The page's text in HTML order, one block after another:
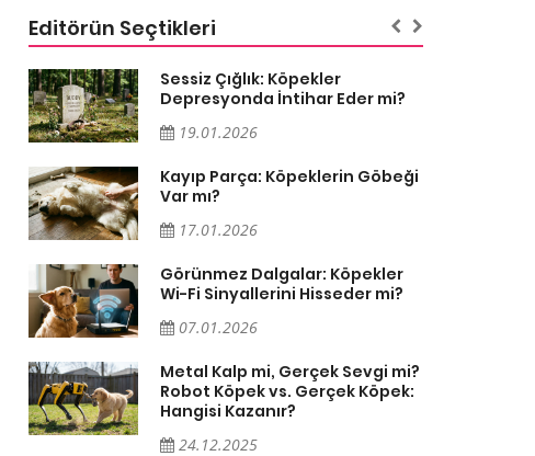
Editörün Seçtikleri
Sessiz Çığlık: Köpekler
Depresyonda İntihar Eder mi?
19.01.2026
Kayıp Parça: Köpeklerin Göbeği
Var mı?
17.01.2026
Görünmez Dalgalar: Köpekler
Wi-Fi Sinyallerini Hisseder mi?
07.01.2026
Metal Kalp mi, Gerçek Sevgi mi?
Robot Köpek vs. Gerçek Köpek:
Hangisi Kazanır?
24.12.2025